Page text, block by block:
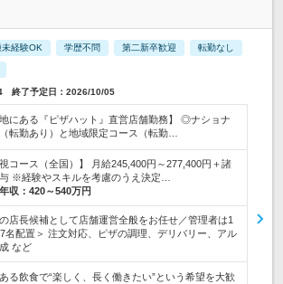
経験OK 学歴不問 第二新卒歓迎 転勤なし
終了予定日：2026/10/05
地にある『ピザハット』直営店舗勤務】 ◎ナショナ
転勤あり）と地域限定コース（転勤…
視コース（全国）】 月給245,400円～277,400円＋諸
※経験やスキルを考慮のうえ決定…
収： 420～540万円
店長候補として店舗運営全般をお任せ／管理者は1
名配置＞ 注文対応、ピザの調理、デリバリー、アル
など
る飲食で“楽しく、長く働きたい”という希望を大歓